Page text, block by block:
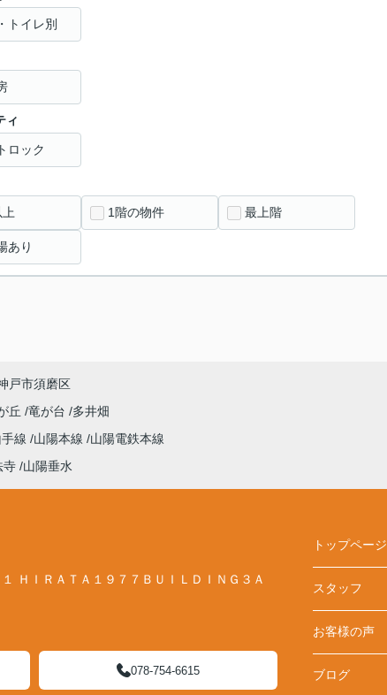
トイレ別
ィ
ロック
1階の物件 最上階
あり
戸市須磨区
丘 竜が台
多井畑
線 山陽本線
山陽電鉄本線
寺 山陽垂水
ＨＩＲＡＴＡ１９７７ＢＵＩＬＤＩＮＧ３Ａ
078-754-6615
トップページ
スタッフ
お客様の声
ブログ